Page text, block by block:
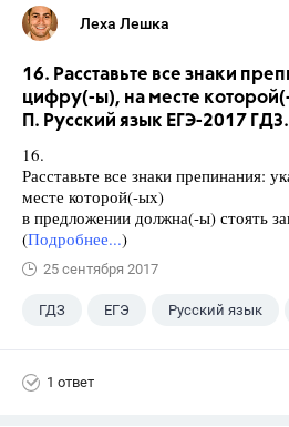
Леха Лешка
16. Расставьте все знаки
цифру(-ы), на месте
П. Русский язык ЕГЭ-2017
16.
Расставьте все знаки препинания:
месте которой(-ых)
в предложении должна(-ы) стоять
(Подробнее...)
25 сентября 2017
ГДЗ ЕГЭ Русский язык
1 ответ